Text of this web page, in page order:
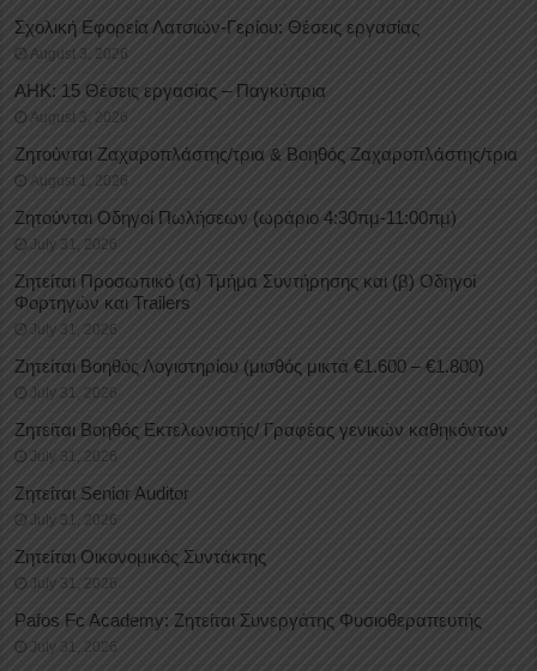
Σχολική Εφορεία Λατσιών-Γερίου: Θέσεις εργασίας
August 3, 2026
ΑΗΚ: 15 Θέσεις εργασίας – Παγκύπρια
August 3, 2026
Ζητούνται Ζαχαροπλάστης/τρια & Βοηθός Ζαχαροπλάστης/τρια
August 1, 2026
Ζητούνται Οδηγοί Πωλήσεων (ωράριο 4:30πμ-11:00πμ)
July 31, 2026
Ζητείται Προσωπικό (α) Τμήμα Συντήρησης και (β) Οδηγοί
Φορτηγών και Trailers
July 31, 2026
Ζητείται Βοηθός Λογιστηρίου (μισθός μικτά €1.600 – €1.800)
July 31, 2026
Ζητείται Βοηθός Εκτελωνιστής/ Γραφέας γενικών καθηκόντων
July 31, 2026
Ζητείται Senior Auditor
July 31, 2026
Ζητείται Οικονομικός Συντάκτης
July 31, 2026
Pafos Fc Academy: Ζητείται Συνεργάτης Φυσιοθεραπευτής
July 31, 2026